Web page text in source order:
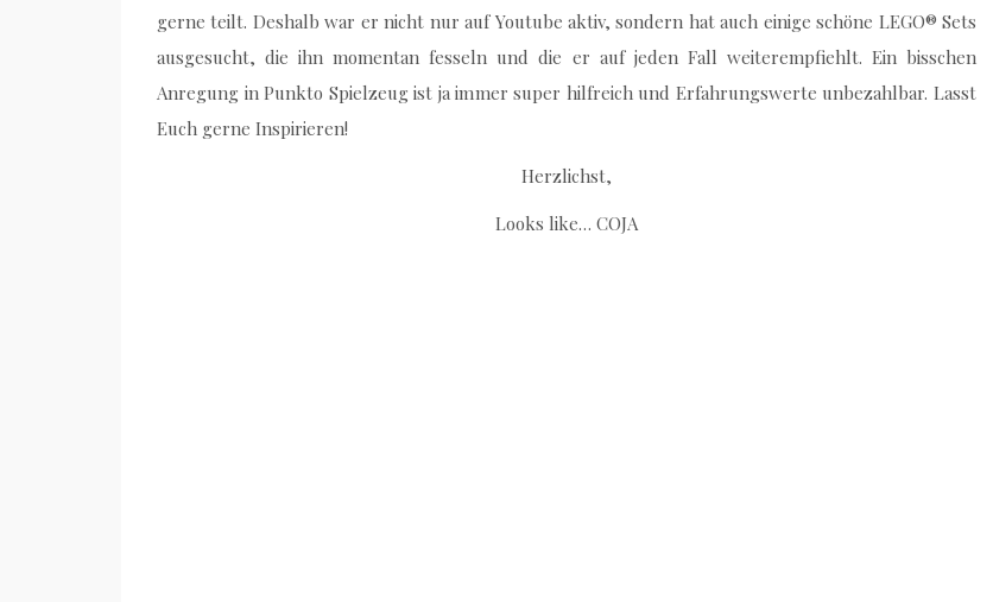
gerne teilt. Deshalb war er nicht nur auf Youtube aktiv, sondern hat auch einige schöne LEGO® Sets
ausgesucht, die ihn momentan fesseln und die er auf jeden Fall weiterempfiehlt. Ein bisschen
Anregung in Punkto Spielzeug ist ja immer super hilfreich und Erfahrungswerte unbezahlbar. Lasst
Euch gerne Inspirieren!
Herzlichst,
Looks like… COJA